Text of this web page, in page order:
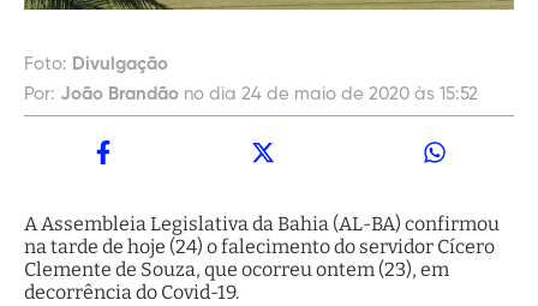
Foto: Divulgação
Por: João Brandão no dia 24 de maio de 2020 às 15:52
A Assembleia Legislativa da Bahia (AL-BA) confirmou
na tarde de hoje (24) o falecimento do servidor Cícero
Clemente de Souza, que ocorreu ontem (23), em
decorrência do Covid-19.